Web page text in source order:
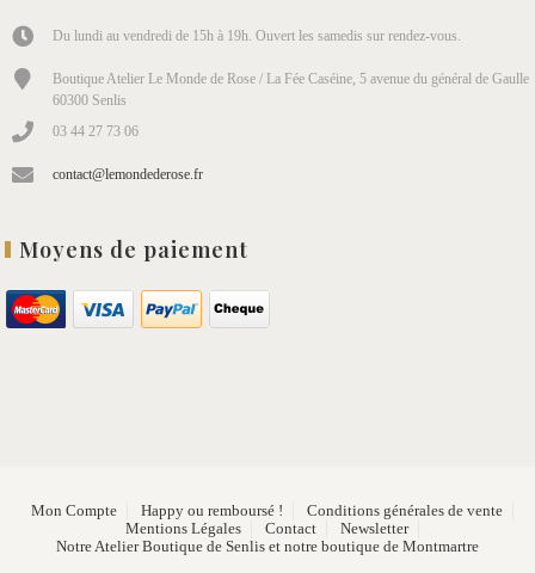
Du lundi au vendredi de 15h à 19h. Ouvert les samedis sur rendez-vous.
Boutique Atelier Le Monde de Rose / La Fée Caséine, 5 avenue du général de Gaulle
60300 Senlis
03 44 27 73 06
contact@lemondederose.fr
Moyens de paiement
Mon Compte Happy ou remboursé !
Conditions générales de vente
Mentions Légales
Contact
Newsletter
Notre Atelier Boutique de Senlis et notre boutique de Montmartre